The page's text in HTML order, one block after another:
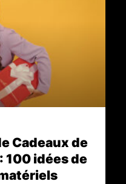
Cadeaux de
100 idées de